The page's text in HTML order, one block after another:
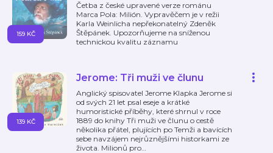
Četba z české upravené verze románu
Marca Pola: Milión. Vypravěčem je v režii
Karla Weinlicha nepřekonatelný Zdeněk
Štěpánek. Upozorňujeme na sníženou
technickou kvalitu záznamu
159 KČ
Jerome: Tři muži ve člunu
Anglický spisovatel Jerome Klapka Jerome si
od svých 21 let psal eseje a krátké
humoristické příběhy, které shrnul v roce
1889 do knihy Tři muži ve člunu o cestě
několika přátel, plujících po Temži a bavících
sebe navzájem nejrůznějšími historkami ze
života. Milionů pro…
139 KČ